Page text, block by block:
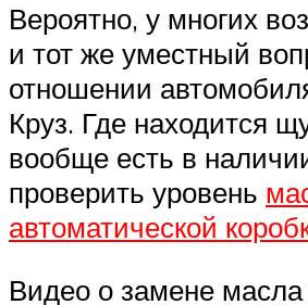
Вероятно, у многих
и тот же уместный
отношении
Круз. Где находится
вообще есть в
проверить уровень
автоматической
Видео о замене масла